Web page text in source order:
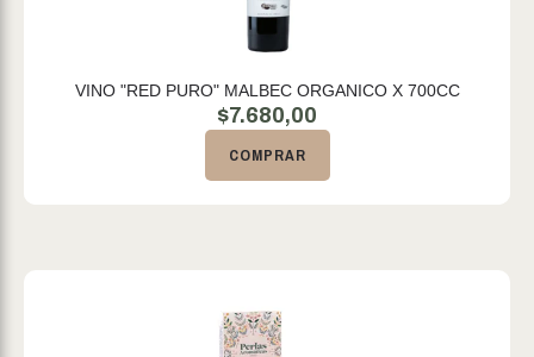
VINO "RED PURO" MALBEC ORGANICO X 700CC
$7.680,00
COMPRAR